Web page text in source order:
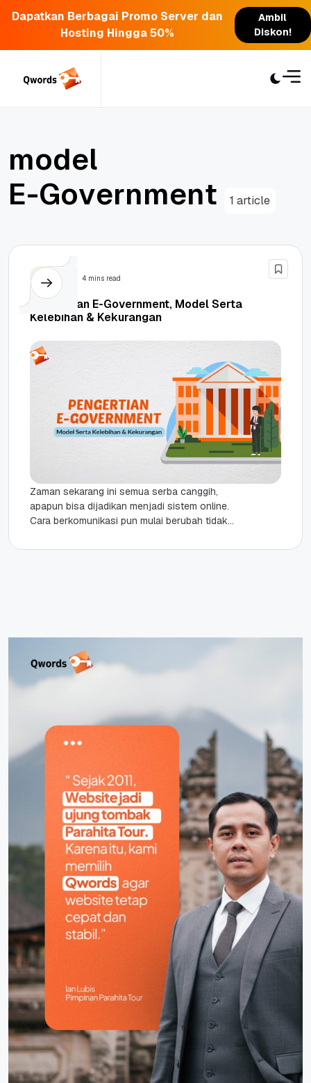
Dapatkan Berbagai Promo Server dan
Hosting Hingga 50%
Ambil
Diskon!
model
E-Government 1 article
Berita 4 mins read
Pengertian E-Government, Model Serta
Kelebihan & Kekurangan
Zaman sekarang ini semua serba canggih,
apapun bisa dijadikan menjadi sistem online.
Cara berkomunikasi pun mulai berubah tidak
dengan...